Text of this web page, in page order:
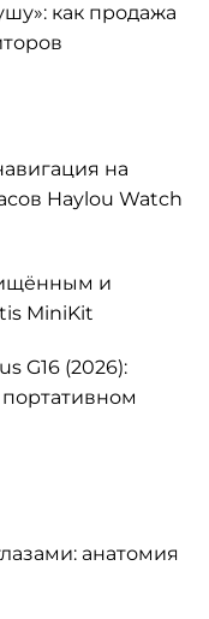
как продажа
на
Haylou Watch
и
MiniKit
G16 (2026):
анатомия